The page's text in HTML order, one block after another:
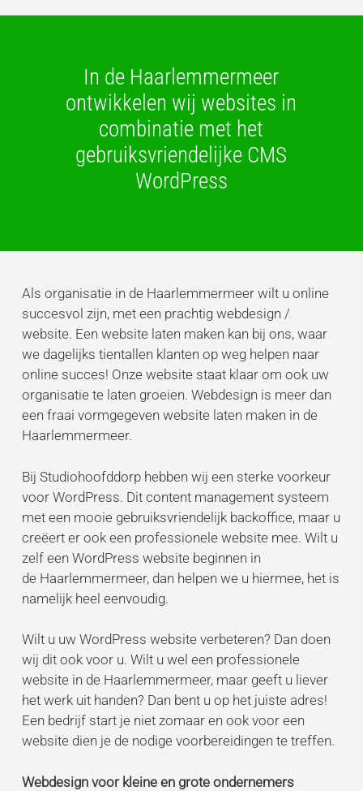
In de Haarlemmermeer
ontwikkelen wij websites in
combinatie met het
gebruiksvriendelijke CMS
WordPress
Als organisatie in de Haarlemmermeer wilt u online
succesvol zijn, met een prachtig webdesign /
website. Een website laten maken kan bij ons, waar
we dagelijks tientallen klanten op weg helpen naar
online succes! Onze website staat klaar om ook uw
organisatie te laten groeien. Webdesign is meer dan
een fraai vormgegeven website laten maken in de
Haarlemmermeer.
Bij Studiohoofddorp hebben wij een sterke voorkeur
voor WordPress. Dit content management systeem
met een mooie gebruiksvriendelijk backoffice, maar u
creëert er ook een professionele website mee. Wilt u
zelf een WordPress website beginnen in
de Haarlemmermeer, dan helpen we u hiermee, het is
namelijk heel eenvoudig.
Wilt u uw WordPress website verbeteren? Dan doen
wij dit ook voor u. Wilt u wel een professionele
website in de Haarlemmermeer, maar geeft u liever
het werk uit handen? Dan bent u op het juiste adres!
Een bedrijf start je niet zomaar en ook voor een
website dien je de nodige voorbereidingen te treffen.
Webdesign voor kleine en grote ondernemers